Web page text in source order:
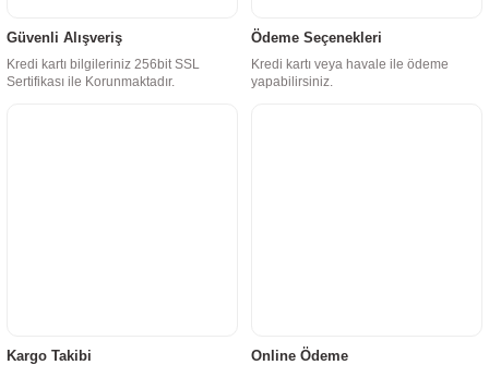
Güvenli Alışveriş
Kredi kartı bilgileriniz 256bit SSL
Sertifikası ile Korunmaktadır.
Ödeme Seçenekleri
Kredi kartı veya havale ile ödeme
yapabilirsiniz.
Kargo Takibi Online Ödeme